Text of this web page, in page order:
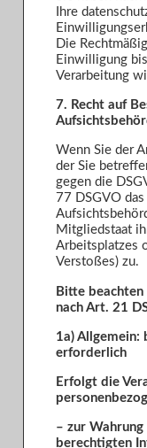
Ihre
Die
Einwilligung
Verarbeitung
7. Recht auf
Wenn Sie der
der Sie
gegen die
77 DSGVO
Mitgliedstaat
Arbeitsplatzes
Verstoßes) zu.
Bitte
nach Art. 21
1a) Allgemein:
erforderlich
Erfolgt die
– zur
berechtigten